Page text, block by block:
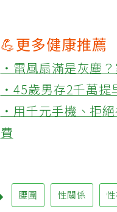
💪更多健康推薦
‧電風扇滿是灰塵
‧45歲男存2千萬提
‧用千元手機、拒
費
腰圍 性關係